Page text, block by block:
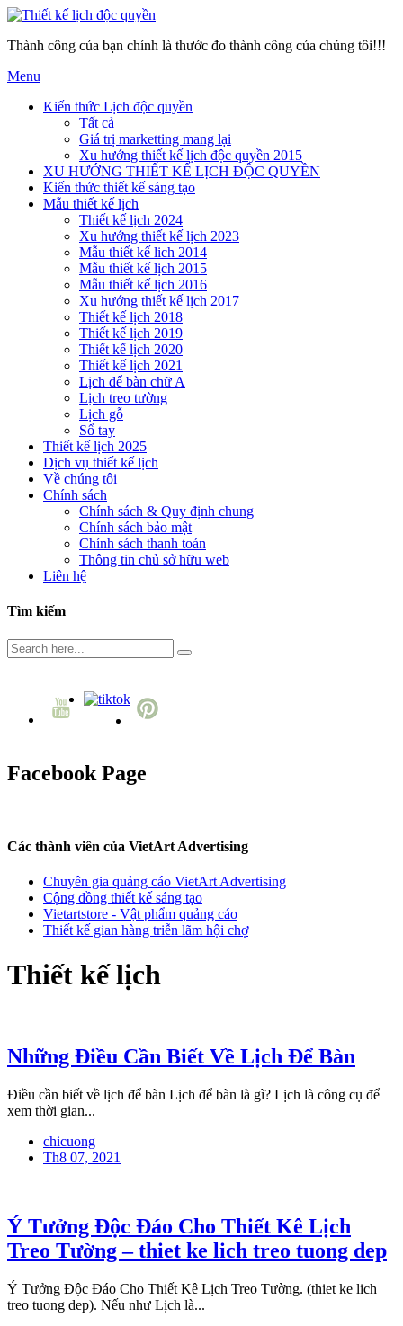
Thành công của bạn chính là thước đo thành công của chúng tôi!!!
Menu
Kiến thức Lịch độc quyền
Tất cả
Giá trị marketting mang lại
Xu hướng thiết kế lịch độc quyền 2015
XU HƯỚNG THIẾT KẾ LỊCH ĐỘC QUYỀN
Kiến thức thiết kế sáng tạo
Mẫu thiết kế lịch
Thiết kế lịch 2024
Xu hướng thiết kế lịch 2023
Mẫu thiết kế lich 2014
Mẫu thiết kế lịch 2015
Mẫu thiết kế lịch 2016
Xu hướng thiết kế lịch 2017
Thiết kế lịch 2018
Thiết kế lịch 2019
Thiết kế lịch 2020
Thiết kế lịch 2021
Lịch để bàn chữ A
Lịch treo tường
Lịch gỗ
Sổ tay
Thiết kế lịch 2025
Dịch vụ thiết kế lịch
Về chúng tôi
Chính sách
Chính sách & Quy định chung
Chính sách bảo mật
Chính sách thanh toán
Thông tin chủ sở hữu web
Liên hệ
Tìm kiếm
Facebook Page
Các thành viên của VietArt Advertising
Chuyên gia quảng cáo VietArt Advertising
Cộng đồng thiết kế sáng tạo
Vietartstore - Vật phẩm quảng cáo
Thiết kế gian hàng triễn lãm hội chợ
Thiết kế lịch
Những Điều Cần Biết Về Lịch Để Bàn
Điều cần biết về lịch để bàn Lịch để bàn là gì? Lịch là công cụ để
xem thời gian...
chicuong
Th8 07, 2021
Ý Tưởng Độc Đáo Cho Thiết Kê Lịch
Treo Tường – thiet ke lich treo tuong dep
Ý Tưởng Độc Đáo Cho Thiết Kê Lịch Treo Tường. (thiet ke lich
treo tuong dep). Nếu như Lịch là...